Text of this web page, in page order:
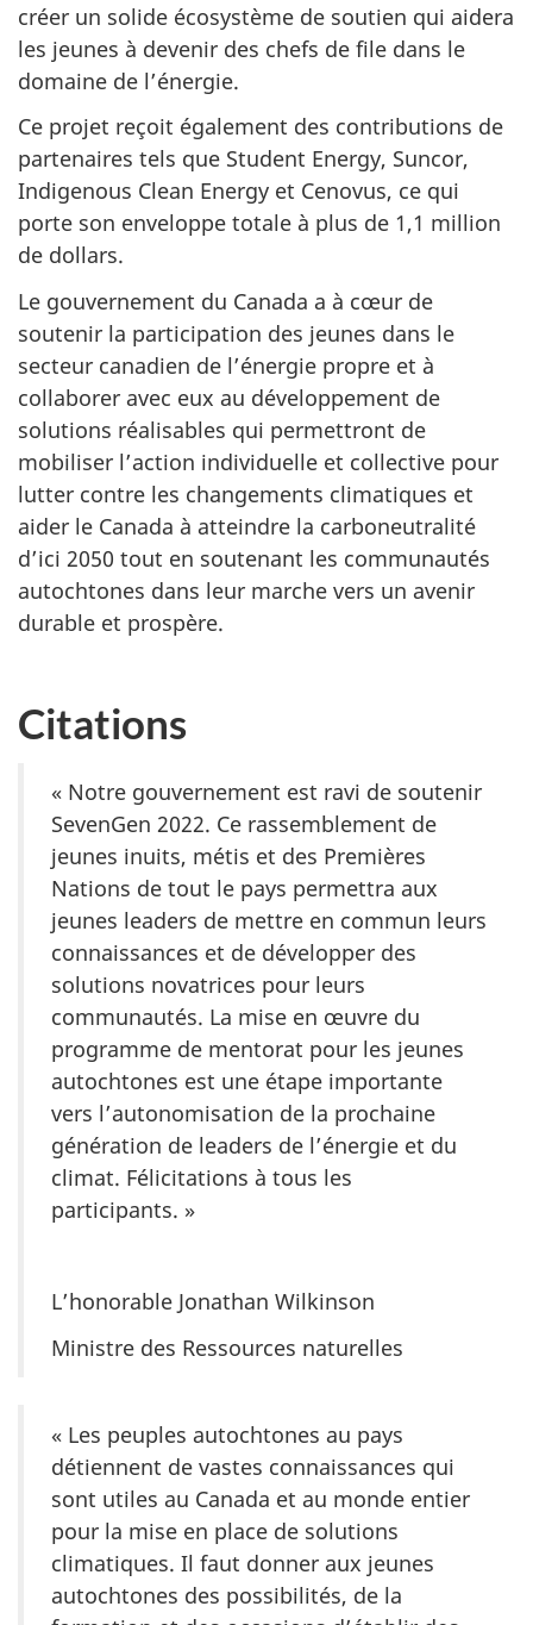
créer un solide écosystème de soutien qui aidera
les jeunes à devenir des chefs de file dans le
domaine de l’énergie.
Ce projet reçoit également des contributions de
partenaires tels que Student Energy, Suncor,
Indigenous Clean Energy et Cenovus, ce qui
porte son enveloppe totale à plus de 1,1 million
de dollars.
Le gouvernement du Canada a à cœur de
soutenir la participation des jeunes dans le
secteur canadien de l’énergie propre et à
collaborer avec eux au développement de
solutions réalisables qui permettront de
mobiliser l’action individuelle et collective pour
lutter contre les changements climatiques et
aider le Canada à atteindre la carboneutralité
d’ici 2050 tout en soutenant les communautés
autochtones dans leur marche vers un avenir
durable et prospère.
Citations
« Notre gouvernement est ravi de soutenir
SevenGen 2022. Ce rassemblement de
jeunes inuits, métis et des Premières
Nations de tout le pays permettra aux
jeunes leaders de mettre en commun leurs
connaissances et de développer des
solutions novatrices pour leurs
communautés. La mise en œuvre du
programme de mentorat pour les jeunes
autochtones est une étape importante
vers l’autonomisation de la prochaine
génération de leaders de l’énergie et du
climat. Félicitations à tous les
participants. »
L’honorable Jonathan Wilkinson
Ministre des Ressources naturelles
« Les peuples autochtones au pays
détiennent de vastes connaissances qui
sont utiles au Canada et au monde entier
pour la mise en place de solutions
climatiques. Il faut donner aux jeunes
autochtones des possibilités, de la